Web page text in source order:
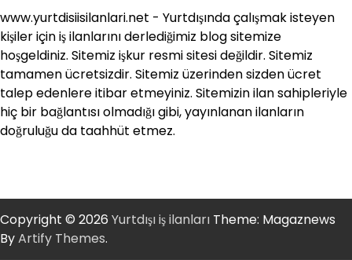
www.yurtdisiisilanlari.net - Yurtdışında çalışmak isteyen
kişiler için iş ilanlarını derlediğimiz blog sitemize
hoşgeldiniz. Sitemiz işkur resmi sitesi değildir. Sitemiz
tamamen ücretsizdir. Sitemiz üzerinden sizden ücret
talep edenlere itibar etmeyiniz. Sitemizin ilan sahipleriyle
hiç bir bağlantısı olmadığı gibi, yayınlanan ilanların
doğruluğu da taahhüt etmez.
Copyright © 2026 Yurtdışı iş ilanları Theme: Magaznews
ByArtify Themes.